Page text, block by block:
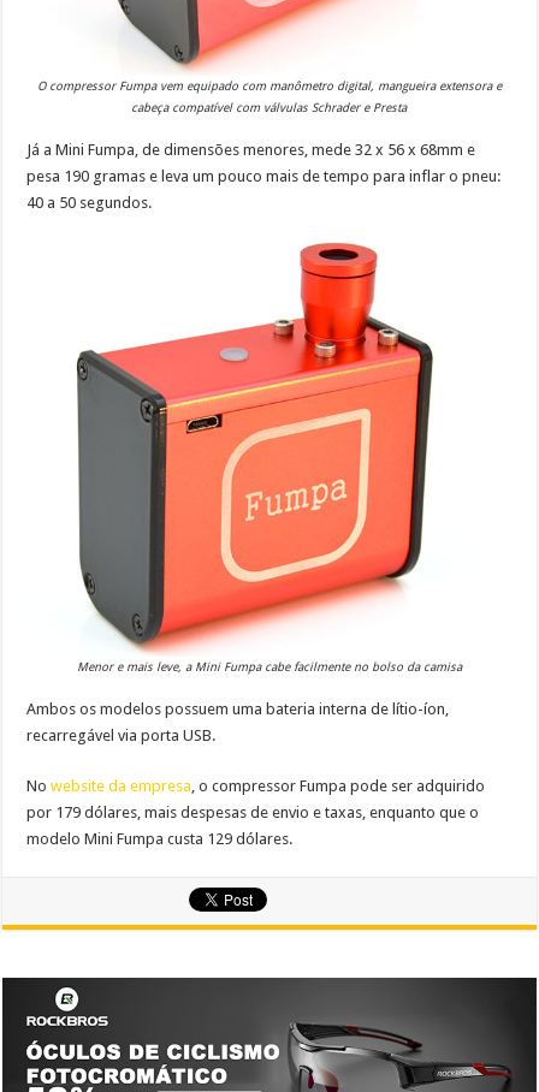
O compressor Fumpa vem equipado com manômetro digital, mangueira extensora e
cabeça compatível com válvulas Schrader e Presta
Já a Mini Fumpa, de dimensões menores, mede 32 x 56 x 68mm e
pesa 190 gramas e leva um pouco mais de tempo para inflar o pneu:
40 a 50 segundos.
Menor e mais leve, a Mini Fumpa cabe facilmente no bolso da camisa
Ambos os modelos possuem uma bateria interna de lítio-íon,
recarregável via porta USB.
Nowebsite da empresa , o compressor Fumpa pode ser adquirido
por 179 dólares, mais despesas de envio e taxas, enquanto que o
modelo Mini Fumpa custa 129 dólares.